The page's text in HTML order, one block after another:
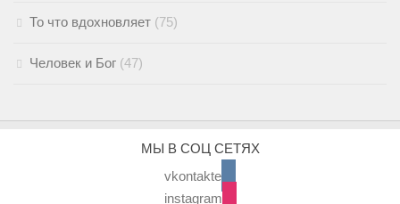
То что вдохновляет (75)
Человек и Бог (47)
МЫ В СОЦ СЕТЯХ
vkontakte
instagram